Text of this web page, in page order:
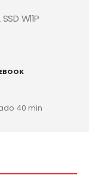
W11P
40 min